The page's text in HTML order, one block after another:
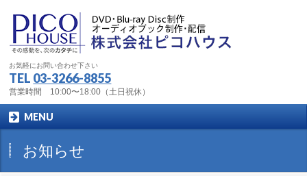
お気軽にお問い合わせ下さい
TEL 03-3266-8855
営業時間 10:00〜18:00（土日祝休）
MENU
お知らせ